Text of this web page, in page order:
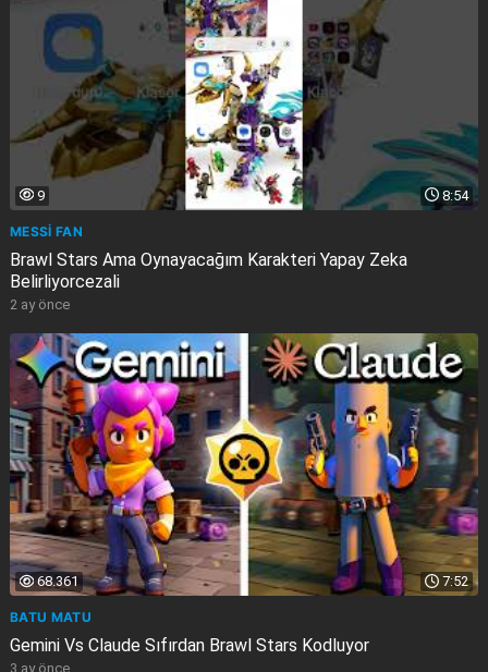
8:54
9
MESSİ FAN
Brawl Stars Ama Oynayacağım Karakteri Yapay Zeka
Belirliyorcezali
2 ay önce
7:52
68.361
BATU MATU
Gemini Vs Claude Sıfırdan Brawl Stars Kodluyor
3 ay önce